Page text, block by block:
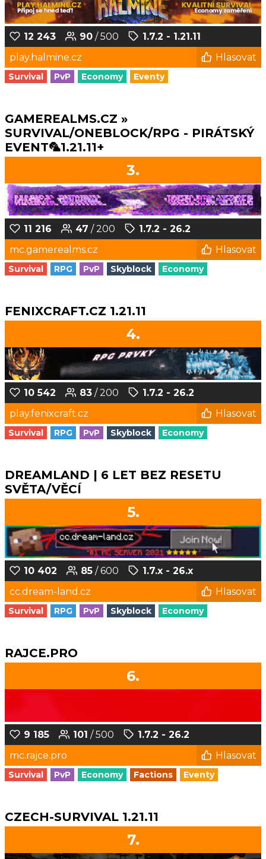
12 243 90 / 500
1.7.2 - 1.21.11
play.halmine.cz
Hlasovat
Survival PvP Economy Eventy
GAMEREALMS.CZ »
SURVIVAL/ONEBLOCK/RPG - PIRÁTSKÝ
EVENT🦜1.21.11+
3.
11 216 47 / 200
1.7.2 - 26.2
mc.gamerealms.cz
Hlasovat
Survival RPG PvP Skyblock Economy
FENIXCRAFT.CZ 1.21.11
4.
10 542 83 / 200
1.7.2 - 26.2
play.fenixcraft.cz
Hlasovat
Survival RPG PvP Skyblock Economy
DREAMLAND | 6 LET BEZ RESETU
SVĚTA/VĚCÍ
5.
10 402 85 / 600
1.7.x - 26.x
cc.dream-land.cz
Hlasovat
Survival RPG PvP Skyblock Economy
RAJCE.PRO
6.
9 185 101 / 500
1.7.2 - 26.2
mc.rajce.pro
Hlasovat
Survival PvP Economy Factions Eventy
CZECH-SURVIVAL 1.21.11
7.